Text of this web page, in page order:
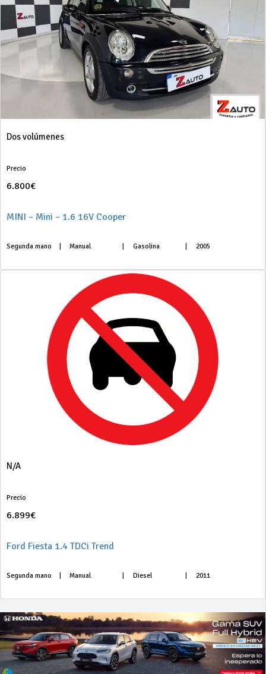
Dos volúmenes
Precio
6.800€
MINI – Mini – 1.6 16V Cooper
Segunda mano Manual Gasolina 2005
N/A
Precio
6.899€
Ford Fiesta 1.4 TDCi Trend
Segunda mano Manual Diesel 2011